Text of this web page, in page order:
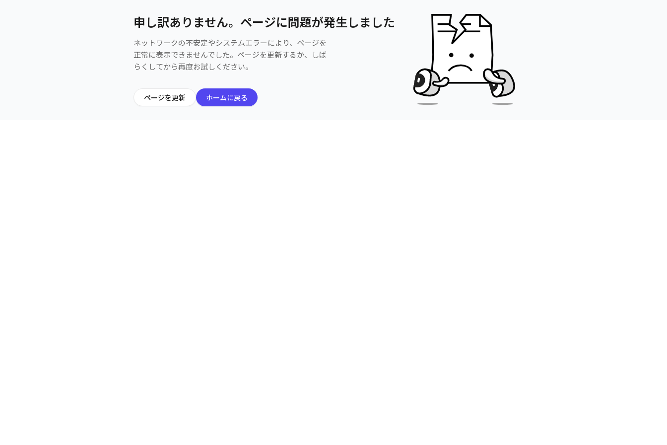
申し訳ありません。ページに問題が発生しました
ネットワークの不安定やシステムエラーにより、ページを
正常に表示できませんでした。ページを更新するか、しば
らくしてから再度お試しください。
ページを更新 ホームに戻る